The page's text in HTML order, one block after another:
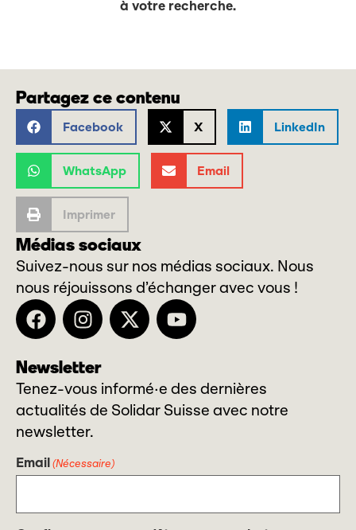
à votre recherche.
Partagez ce contenu
Facebook X LinkedIn
WhatsApp Email
Imprimer
Médias sociaux
Suivez-nous sur nos médias sociaux. Nous
nous réjouissons d’échanger avec vous !
Newsletter
Tenez-vous informé·e des dernières
actualités de Solidar Suisse avec notre
newsletter.
Email(Nécessaire)